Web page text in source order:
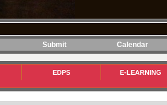
Submit Calendar
EDPS E-LEARNING